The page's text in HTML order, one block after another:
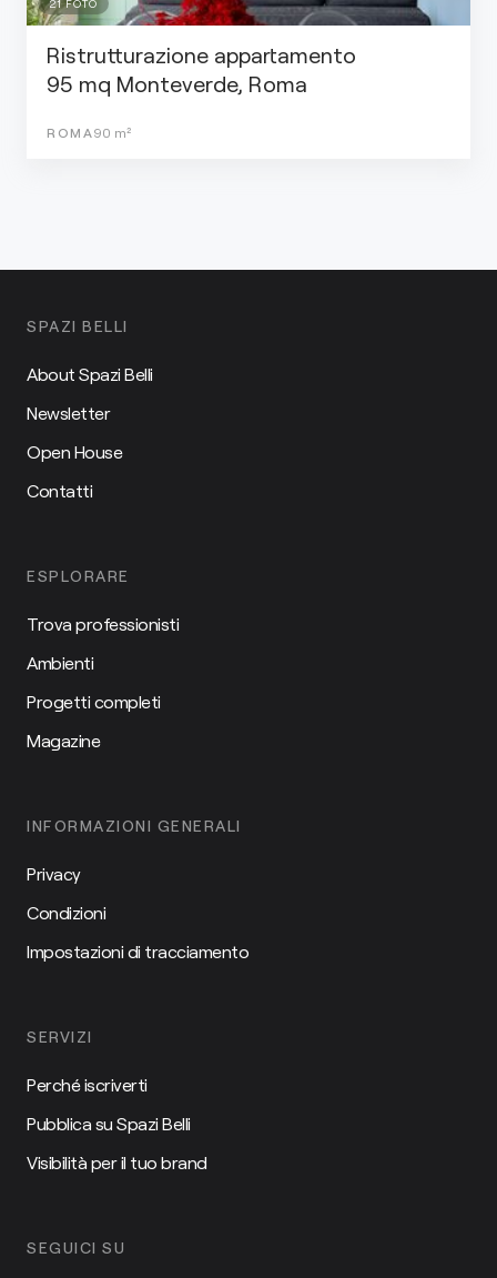
21 FOTO
Ristrutturazione appartamento
95 mq Monteverde, Roma
ROMA 90 m²
SPAZI BELLI
About Spazi Belli
Newsletter
Open House
Contatti
ESPLORARE
Trova professionisti
Ambienti
Progetti completi
Magazine
INFORMAZIONI GENERALI
Privacy
Condizioni
Impostazioni di tracciamento
SERVIZI
Perché iscriverti
Pubblica su Spazi Belli
Visibilità per il tuo brand
SEGUICI SU